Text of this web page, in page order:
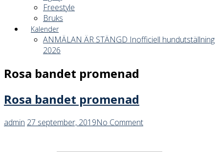
Freestyle
Bruks
Kalender
ANMÄLAN ÄR STÄNGD Inofficiell hundutställning
2026
Rosa bandet promenad
Rosa bandet promenad
admin 27 september, 2019No Comment